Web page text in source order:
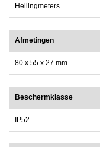
Hellingmeters
Afmetingen
80 x 55 x 27 mm
Beschermklasse
IP52